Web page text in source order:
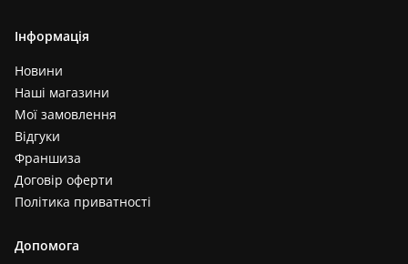
Інформація
Новини
Наші магазини
Мої замовлення
Відгуки
Франшиза
Договір оферти
Політика приватності
Допомога